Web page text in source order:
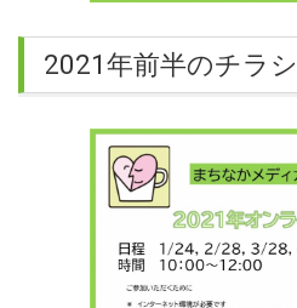
2021年前半のチラシ